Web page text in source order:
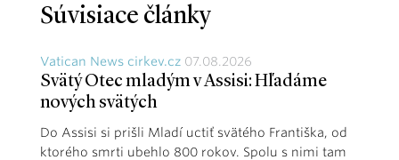
Súvisiace články
Vatican News cirkev.cz 07.08.2026
Svätý Otec mladým v Assisi: Hľadáme
nových svätých
Do Assisi si prišli Mladí uctiť svätého Františka, od
ktorého smrti ubehlo 800 rokov. Spolu s nimi tam